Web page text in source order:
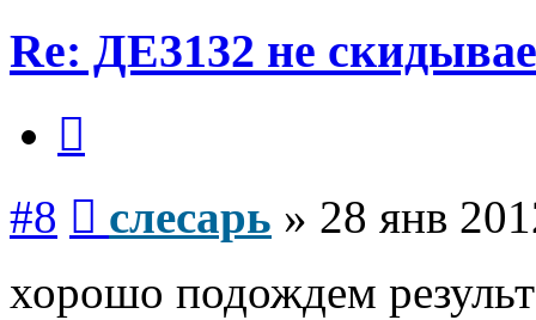
Re: ДЕ3132 не
#8 слесарь » 28 янв
хорошо подождем